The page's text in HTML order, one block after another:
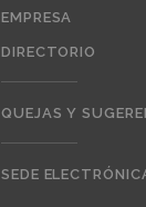
EMPRESA
DIRECTORIO
QUEJAS Y
SEDE